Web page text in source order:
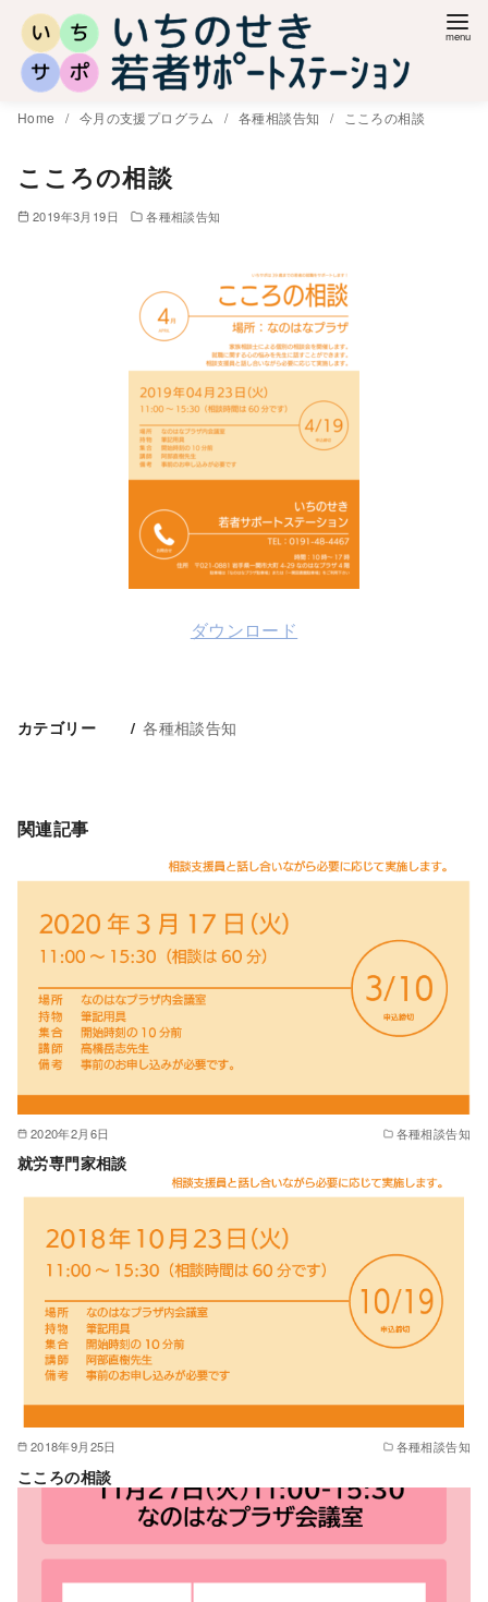
Home 今月の支援プログラム 各種相談告知 こころの相談
こころの相談
2019年3月19日 各種相談告知
ダウンロード
カテゴリー 各種相談告知
関連記事
2020年2月6日 各種相談告知
就労専門家相談
2018年9月25日 各種相談告知
こころの相談